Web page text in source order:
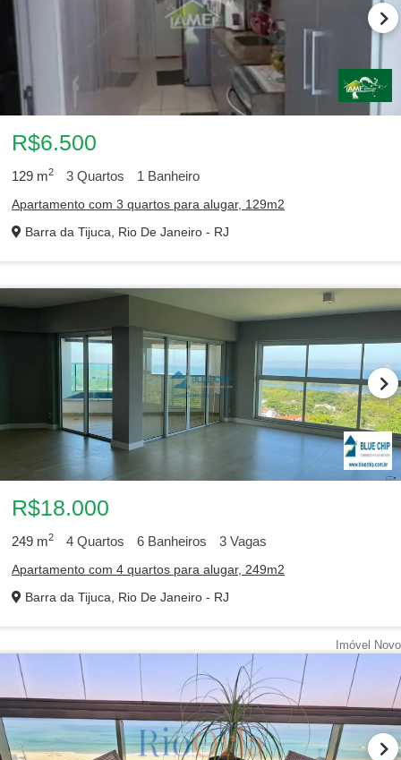
R$6.500
129 m2 3 Quartos 1 Banheiro
Apartamento com 3 quartos para alugar, 129m2
Barra da Tijuca, Rio De Janeiro - RJ
R$18.000
249 m2 4 Quartos 6 Banheiros 3 Vagas
Apartamento com 4 quartos para alugar, 249m2
Barra da Tijuca, Rio De Janeiro - RJ
Imóvel Novo